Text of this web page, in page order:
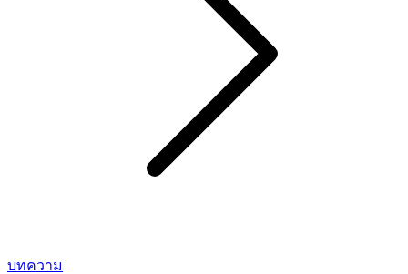
บทความ